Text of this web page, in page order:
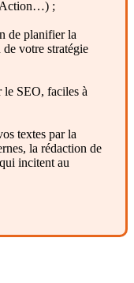
Action…) ;
de planifier la
votre stratégie
le SEO, faciles à
textes par la
la rédaction de
incitent au